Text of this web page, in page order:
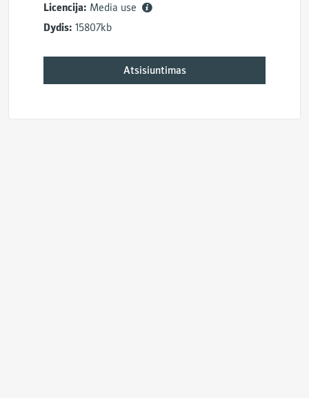
Licencija: Media use
Dydis: 15807kb
Atsisiuntimas